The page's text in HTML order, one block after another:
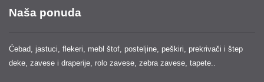
Naša ponuda
Ćebad, jastuci, flekeri, mebl štof, posteljine, peškiri, prekrivači i štep
deke, zavese i draperije, rolo zavese, zebra zavese, tapete..